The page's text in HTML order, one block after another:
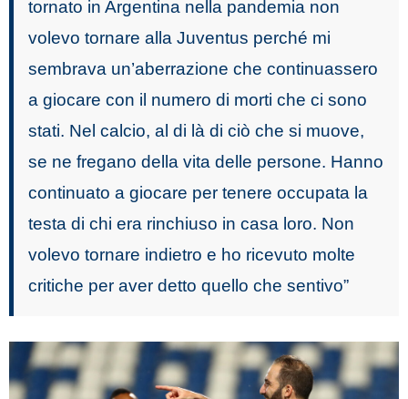
tornato in Argentina nella pandemia non
volevo tornare alla Juventus perché mi
sembrava un’aberrazione che continuassero
a giocare con il numero di morti che ci sono
stati. Nel calcio, al di là di ciò che si muove,
se ne fregano della vita delle persone. Hanno
continuato a giocare per tenere occupata la
testa di chi era rinchiuso in casa loro. Non
volevo tornare indietro e ho ricevuto molte
critiche per aver detto quello che sentivo”